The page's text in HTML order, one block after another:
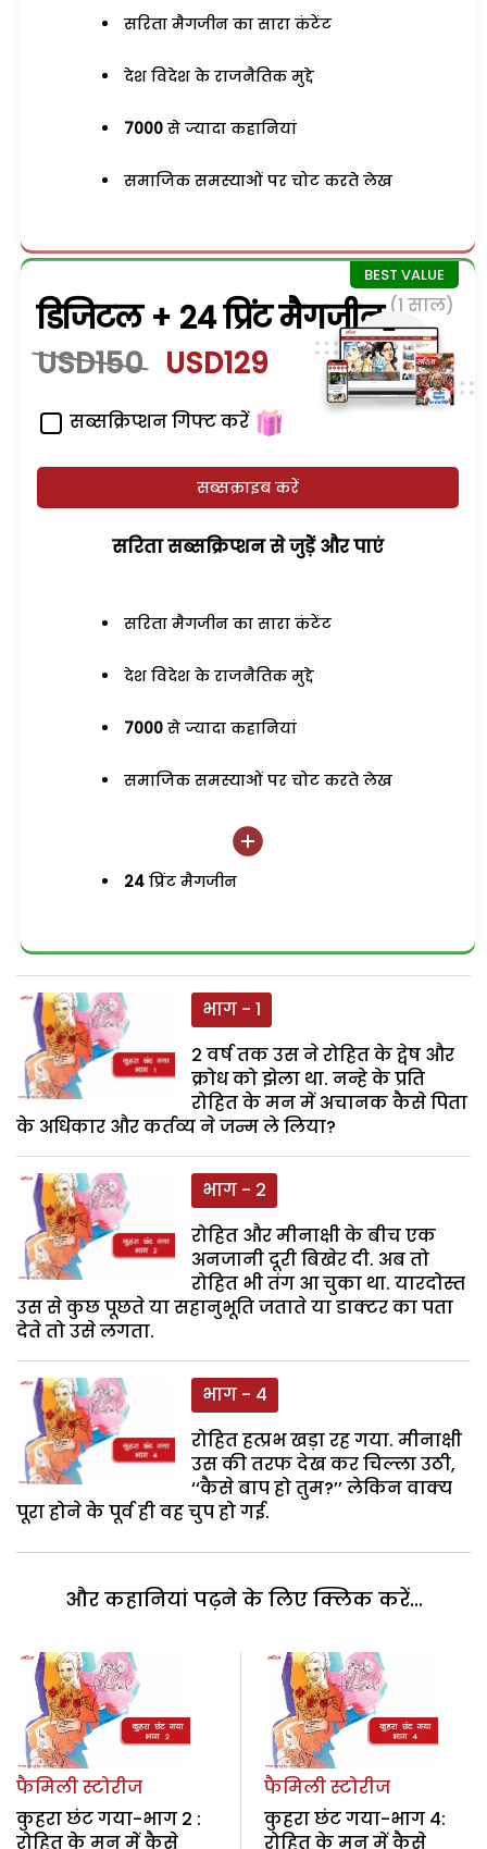
सरिता मैगजीन का सारा कंटेंट
देश विदेश के राजनैतिक मुद्दे
7000 से ज्यादा कहानियां
समाजिक समस्याओं पर चोट करते लेख
डिजिटल + 24 प्रिंट मैगजीन (1 साल)
USD150 USD129
सब्सक्रिप्शन गिफ्ट करें
सब्सक्राइब करें
सरिता सब्सक्रिप्शन से जुड़ेें और पाएं
सरिता मैगजीन का सारा कंटेंट
देश विदेश के राजनैतिक मुद्दे
7000 से ज्यादा कहानियां
समाजिक समस्याओं पर चोट करते लेख
24 प्रिंट मैगजीन
भाग - 1
2 वर्ष तक उस ने रोहित के द्वेष और
क्रोध को झेला था. नन्हे के प्रति
रोहित के मन में अचानक कैसे पिता
के अधिकार और कर्तव्य ने जन्म ले लिया?
भाग - 2
रोहित और मीनाक्षी के बीच एक
अनजानी दूरी बिखेर दी. अब तो
रोहित भी तंग आ चुका था. यारदोस्त
उस से कुछ पूछते या सहानुभूति जताते या डाक्टर का पता
देते तो उसे लगता.
भाग - 4
रोहित हत्प्रभ खड़ा रह गया. मीनाक्षी
उस की तरफ देख कर चिल्ला उठी,
‘‘कैसे बाप हो तुम?’’ लेकिन वाक्य
पूरा होने के पूर्व ही वह चुप हो गई.
और कहानियां पढ़ने के लिए क्लिक करें...
फैमिली स्टोरीज
कुहरा छंट गया-भाग 2 :
रोहित के मन में कैसे
फैमिली स्टोरीज
कुहरा छंट गया-भाग 4:
रोहित के मन में कैसे